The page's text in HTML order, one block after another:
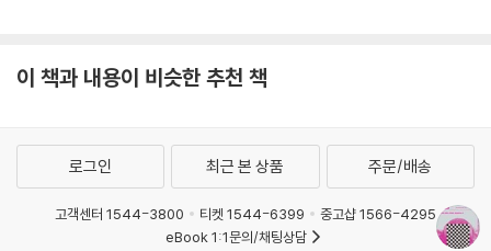
이 책과 내용이 비슷한 추천 책
로그인 최근 본 상품 주문/배송
고객센터 1544-3800 티켓 1544-6399
중고샵 1566-4295
eBook 1:1문의/채팅상담